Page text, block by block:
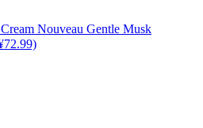
Nouveau Gentle Musk